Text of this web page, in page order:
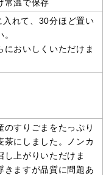
常温で保存
れて、30分ほど置い
おいしくいただけま
すりごまをたっぷり
茶にしました。ノンカ
し上がりいただけま
きますが品質に問題あ